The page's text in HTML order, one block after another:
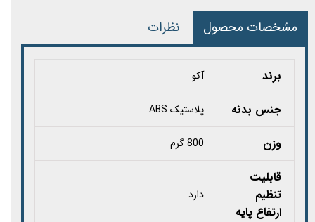
مشخصات محصول نظرات
برند آکو
جنس بدنه پلاستیک ABS
وزن 800 گرم
قابلیت
تنظیم
ارتفاع پایه
دارد